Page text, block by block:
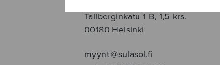
Tallberginkatu 1 B, 1,5 krs.
00180 Helsinki
myynti@sulasol.fi